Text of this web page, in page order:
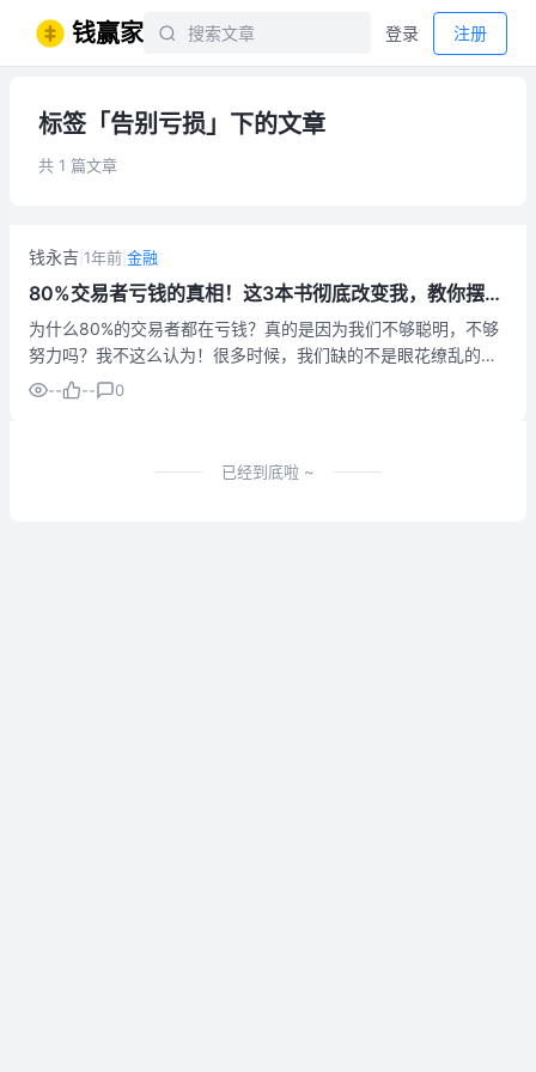
钱赢家 登录 注册
标签「告别亏损」下的文章
共 1 篇文章
钱永吉 1年前 金融
80%交易者亏钱的真相！这3本书彻底改变我，教你摆脱
亏损怪圈 (交易心理/交易系统/稳定盈利)
为什么80%的交易者都在亏钱？真的是因为我们不够聪明，不够
努力吗？我不这么认为！很多时候，我们缺的不是眼花缭乱的技
巧，而是如何真正理解交易的本质，并构建一套能够对抗人性弱
-- -- 0
已经到底啦 ~